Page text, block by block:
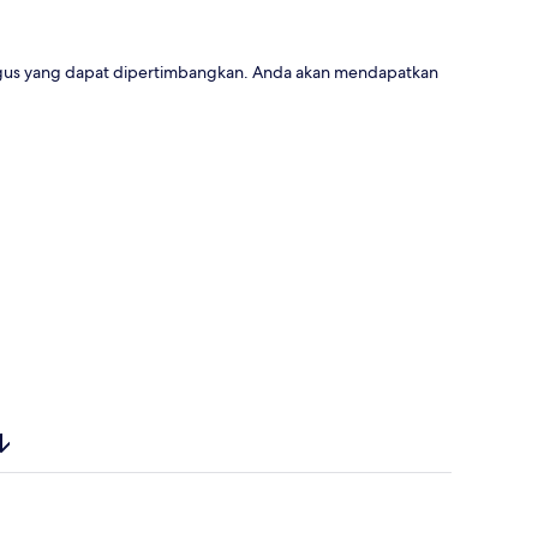
yang dapat dipertimbangkan. Anda akan mendapatkan